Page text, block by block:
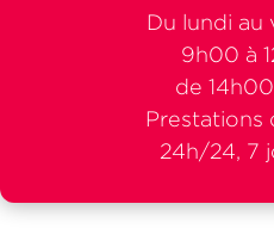
Du lundi au
9h00 à
de
Prestations
24h/24, 7